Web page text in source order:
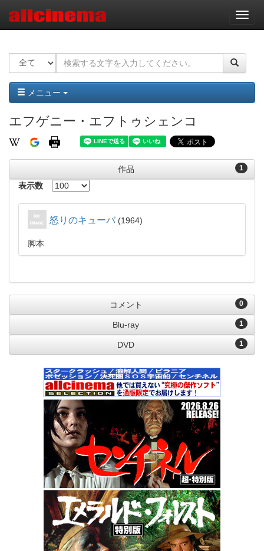
ナ
ビ
ー
ョ
ン
メニュー
エフゲニー・エフトゥシェンコ
1
作品
表示数
怒りのキューバ 1964
脚本
0
コメント
1
Blu-ray
1
DVD